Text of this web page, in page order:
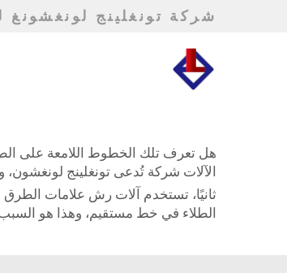
شركة تونغلينج لونغشونغ
هل تعرف تلك الخطوط اللامعة على
الآلات شركة تُدعى تونغلينج
ثانيًا، تستخدم آلات رش علامات
الطلاء في خط مستقيم، وهذا هو